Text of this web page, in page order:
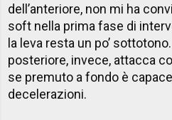
dell’anteriore, non mi ha
soft nella prima fase di
la leva resta un po’
posteriore, invece, attacca
se premuto a fondo è
decelerazioni.